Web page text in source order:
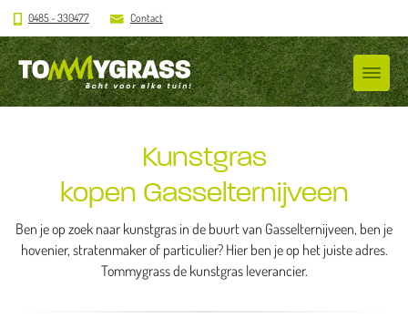
0485 - 330477 Contact
Kunstgras
kopen Gasselternijveen
Ben je op zoek naar kunstgras in de buurt van Gasselternijveen, ben je
hovenier, stratenmaker of particulier? Hier ben je op het juiste adres.
Tommygrass de kunstgras leverancier.